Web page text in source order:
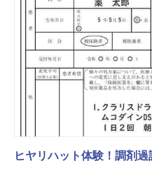
ヒヤリハット体験！調剤過